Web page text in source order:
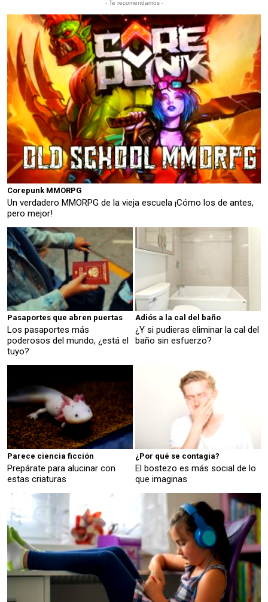
- Te recomendamos -
Corepunk MMORPG
Un verdadero MMORPG de la vieja escuela ¡Cómo los de antes,
pero mejor!
Pasaportes que abren puertas
Los pasaportes más
poderosos del mundo, ¿está el
tuyo?
Adiós a la cal del baño
¿Y si pudieras eliminar la cal del
baño sin esfuerzo?
Parece ciencia ficción
Prepárate para alucinar con
estas criaturas
¿Por qué se contagia?
El bostezo es más social de lo
que imaginas